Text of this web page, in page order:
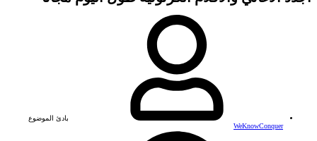
بادئ الموضوع
WeKnowConquer